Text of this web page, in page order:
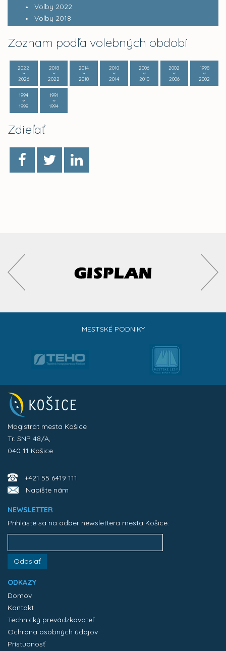
Voľby 2022
Voľby 2018
Zoznam podľa volebných období
2022
2026
2018
2022
2014
2018
2010
2014
2006
2010
2002
2006
1998
2002
1994
1998
1991
1994
Zdieľať
MESTSKÉ PODNIKY
Magistrát mesta Košice
Tr. SNP 48/A,
040 11 Košice
+421 55 6419 111
Napíšte nám
NEWSLETTER
Prihláste sa na odber newslettera mesta Košice:
Odoslať
ODKAZY
Domov
Kontakt
Technický prevádzkovateľ
Ochrana osobných údajov
Prístupnosť